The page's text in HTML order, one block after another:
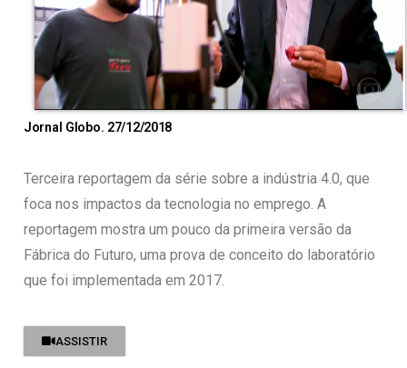
Jornal Globo. 27/12/2018
Terceira reportagem da série sobre a indústria 4.0, que
foca nos impactos da tecnologia no emprego. A
reportagem mostra um pouco da primeira versão da
Fábrica do Futuro, uma prova de conceito do laboratório
que foi implementada em 2017.
ASSISTIR